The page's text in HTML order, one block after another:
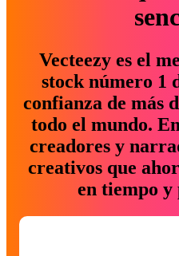
Vecteezy es el
stock número 1
confianza de más
todo el mundo.
creadores y
creativos que
en tiempo y